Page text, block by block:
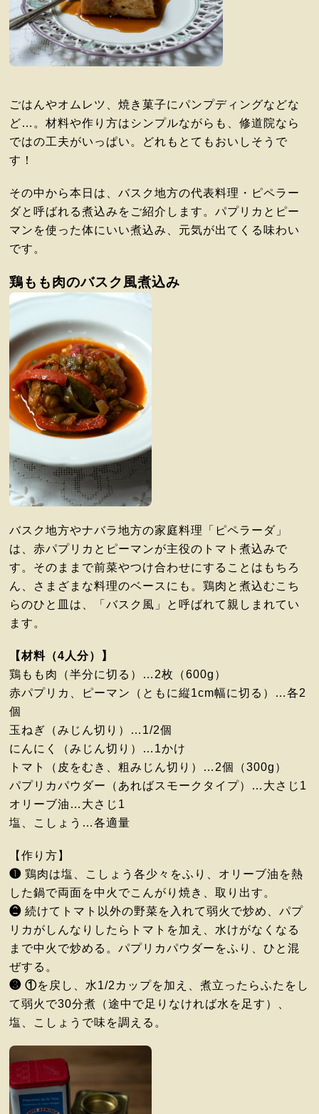
ごはんやオムレツ、焼き菓子にパンプディングなどな
ど…。材料や作り方はシンプルながらも、修道院なら
ではの工夫がいっぱい。どれもとてもおいしそうで
す！
その中から本日は、バスク地方の代表料理・ピペラー
ダと呼ばれる煮込みをご紹介します。パプリカとピー
マンを使った体にいい煮込み、元気が出てくる味わい
です。
鶏もも肉のバスク風煮込み
バスク地方やナバラ地方の家庭料理「ピペラーダ」
は、赤パプリカとピーマンが主役のトマト煮込みで
す。そのままで前菜やつけ合わせにすることはもちろ
ん、さまざまな料理のベースにも。鶏肉と煮込むこち
らのひと皿は、「バスク風」と呼ばれて親しまれてい
ます。
【材料（4人分）】
鶏もも肉（半分に切る）…2枚（600g）
赤パプリカ、ピーマン（ともに縦1cm幅に切る）…各2
個
玉ねぎ（みじん切り）…1/2個
にんにく（みじん切り）…1かけ
トマト（皮をむき、粗みじん切り）…2個（300g）
パプリカパウダー（あればスモークタイプ）…大さじ1
オリーブ油…大さじ1
塩、こしょう…各適量
【作り方】
❶ 鶏肉は塩、こしょう各少々をふり、オリーブ油を熱
した鍋で両面を中火でこんがり焼き、取り出す。
❷ 続けてトマト以外の野菜を入れて弱火で炒め、パプ
リカがしんなりしたらトマトを加え、水けがなくなる
まで中火で炒める。パプリカパウダーをふり、ひと混
ぜする。
❸ ①を戻し、水1/2カップを加え、煮立ったらふたをし
て弱火で30分煮（途中で足りなければ水を足す）、
塩、こしょうで味を調える。